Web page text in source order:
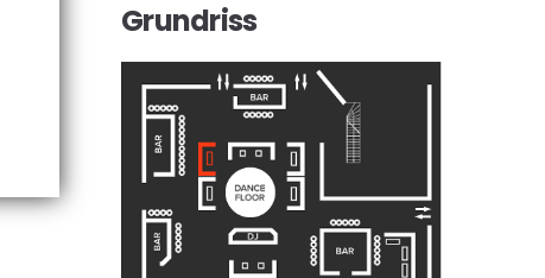
Grundriss